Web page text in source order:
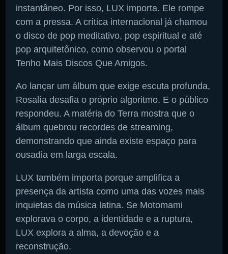
instantâneo. Por isso, LUX importa. Ele rompe
com a pressa. A crítica internacional já chamou
o disco de pop meditativo, pop espiritual e até
pop arquitetônico, como observou o portal
Tenho Mais Discos Que Amigos.
Ao lançar um álbum que exige escuta profunda,
Rosalía desafia o próprio algoritmo. E o público
respondeu. A matéria do Terra mostra que o
álbum quebrou recordes de streaming,
demonstrando que ainda existe espaço para
ousadia em larga escala.
LUX também importa porque amplifica a
presença da artista como uma das vozes mais
inquietas da música latina. Se Motomami
explorava o corpo, a identidade e a ruptura,
LUX explora a alma, a devoção e a
reconstrução.